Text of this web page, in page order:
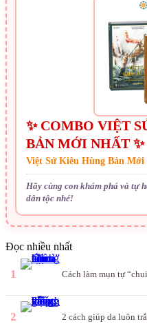
✨ COMBO VIỆT
BẢN MỚI NHẤT ✨
Việt Sử Kiêu Hùng Bản Mới
Hãy cùng con khám phá và tự
dân tộc nhé!
Đọc nhiều nhất
1 Cách làm mụn tự
2 2 cách giúp da luôn